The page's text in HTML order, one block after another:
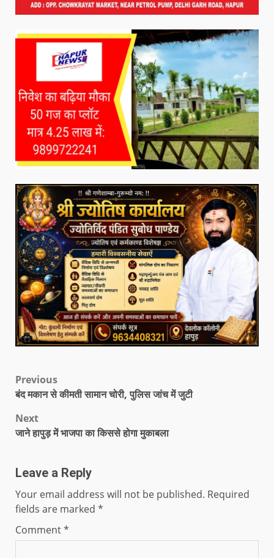
Previous
बंद मकान से कीमती सामान चोरी, पुलिस जांच में जुटी
Next
जाने हापुड़ में भाजपा का किससे होगा मुकाबला
Leave a Reply
Your email address will not be published. Required
fields are marked *
Comment*